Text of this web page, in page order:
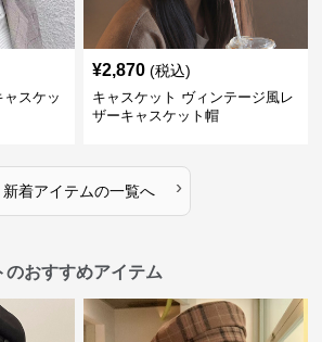
スケッ
¥2,870 (税込)
キャスケット ヴィンテージ風レ
ザーキャスケット帽
新着アイテムの一覧へ ›
のおすすめアイテム